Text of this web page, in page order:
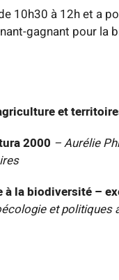
10h30 à 12h et a
gagnant pour la
et
2000 – Aurélie
la biodiversité –
et politiques